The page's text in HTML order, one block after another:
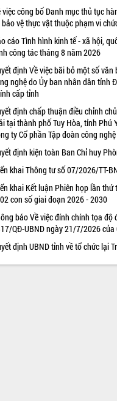
việc công bố Danh mục thủ tục
bảo vệ thực vật thuộc phạm vi
cáo Tình hình kinh tế - xã hội,
công tác tháng 8 năm 2026
định Về việc bãi bỏ một số
nghệ do Ủy ban nhân dân tỉnh
cấp tỉnh
định chấp thuận điều chỉnh
tại thành phố Tuy Hòa, tỉnh Phú
ty Cổ phần Tập đoàn công
định kiện toàn Ban Chỉ huy
khai Thông tư số 07/2026/TT-
khai Kết luận Phiên họp lần
con số giai đoạn 2026 - 2030
báo Về việc đính chính tọa độ
QĐ-UBND ngày 21/7/2026 của
định UBND tỉnh về tổ chức lại